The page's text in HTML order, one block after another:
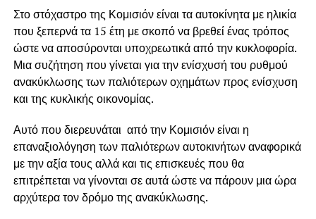
Στο στόχαστρο της Κομισιόν είναι τα αυτοκίνητα με ηλικία
που ξεπερνά τα 15 έτη με σκοπό να βρεθεί ένας τρόπος
ώστε να αποσύρονται υποχρεωτικάαπό την κυκλοφορία.
Μια συζήτηση που γίνεται για την ενίσχυσή του ρυθμού
ανακύκλωσης των παλιότερων οχημάτων προς ενίσχυση
και της κυκλικής οικονομίας.
Αυτό που διερευνάται από την Κομισιόν είναι η
επαναξιολόγηση των παλιότερων αυτοκινήτων αναφορικά
με τηναξία τους αλλά και τις επισκευές που θα
επιτρέπεται να γίνονται σε αυτάώστε να πάρουν μια ώρα
αρχύτερα τον δρόμο της ανακύκλωσης.